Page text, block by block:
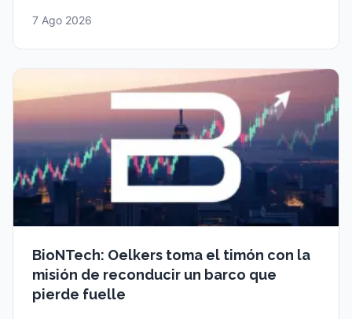
7 Ago 2026
BioNTech: Oelkers toma el timón con la
misión de reconducir un barco que
pierde fuelle